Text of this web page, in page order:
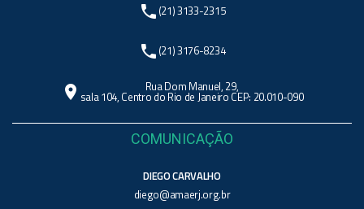
phone (21) 3133-2315
phone (21) 3176-8234
location_on Rua Dom Manuel, 29,
sala 104, Centro do Rio de Janeiro CEP: 20.010-090
COMUNICAÇÃO
DIEGO CARVALHO
diego@amaerj.org.br